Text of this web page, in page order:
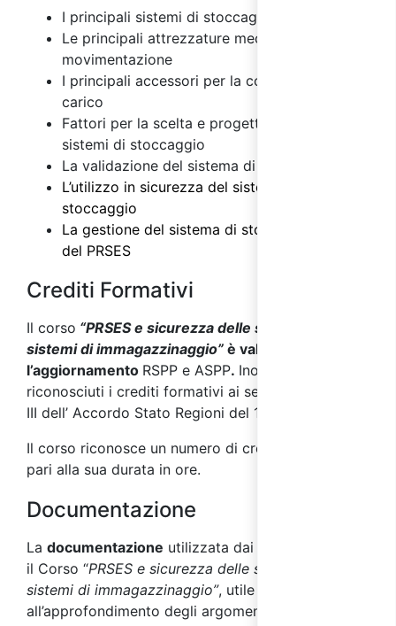
I principali sistemi di stoccaggio
Le principali attrezzature meccaniche di
movimentazione
I principali accessori per la composizione del
carico
Fattori per la scelta e progettazione dei
sistemi di stoccaggio
La validazione del sistema di stoccaggio
L’utilizzo in sicurezza del sistema di
stoccaggio
La gestione del sistema di stoccaggio e ruolo
del PRSES
Crediti Formativi
Il corso “PRSES e sicurezza delle scaffalature e
sistemi di immagazzinaggio” è valido per
l’aggiornamento RSPP e ASPP. Inoltre sono
riconosciuti i crediti formativi ai sensi dell’allegato
III dell’ Accordo Stato Regioni del 17/04/2025.
Il corso riconosce un numero di crediti formativi
pari alla sua durata in ore.
Documentazione
La documentazione utilizzata dai docenti durante
il Corso “PRSES e sicurezza delle scaffalature e
sistemi di immagazzinaggio”, utile
all’approfondimento degli argomenti affrontati,